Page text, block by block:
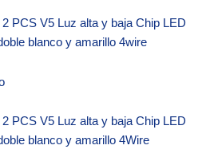
PCS V5 Luz alta y baja Chip LED
blanco y amarillo 4wire
PCS V5 Luz alta y baja Chip LED
blanco y amarillo 4Wire